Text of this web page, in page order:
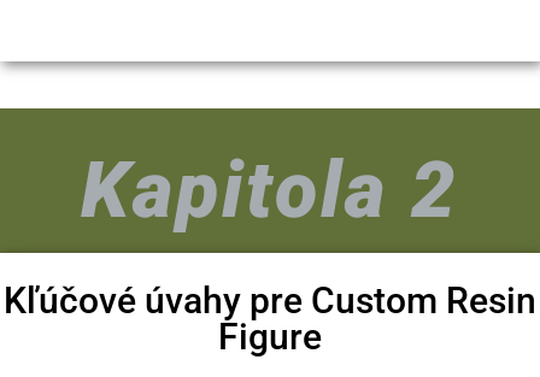
Kapitola 2
Kľúčové úvahy pre Custom Resin
Figure